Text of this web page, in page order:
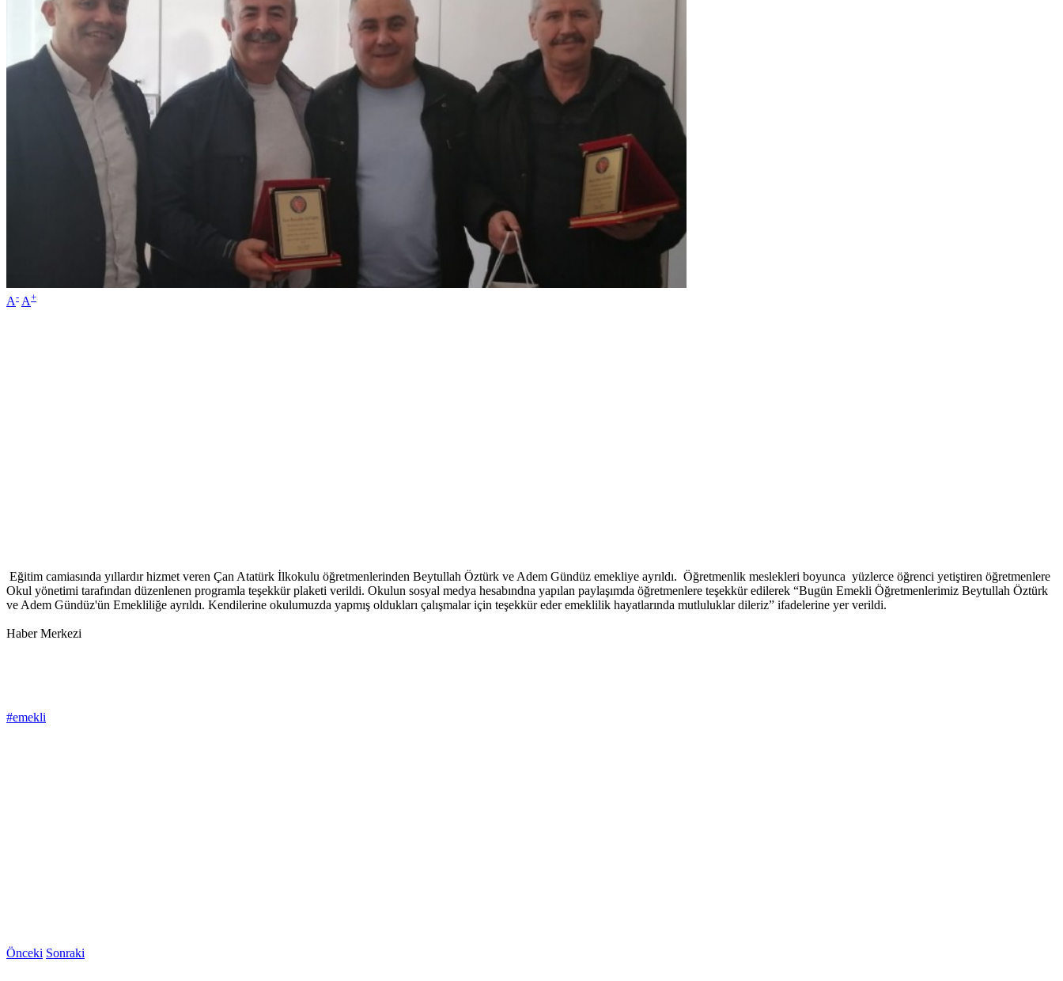
A- A+
Eğitim camiasında yıllardır hizmet veren Çan Atatürk İlkokulu öğretmenlerinden Beytullah Öztürk ve Adem Gündüz emekliye ayrıldı. Öğretmenlik meslekleri boyunca yüzlerce öğrenci yetiştiren öğretmenlere
Okul yönetimi tarafından düzenlenen programla teşekkür plaketi verildi. Okulun sosyal medya hesabındna yapılan paylaşımda öğretmenlere teşekkür edilerek “Bugün Emekli Öğretmenlerimiz Beytullah Öztürk
ve Adem Gündüz'ün Emekliliğe ayrıldı. Kendilerine okulumuzda yapmış oldukları çalışmalar için teşekkür eder emeklilik hayatlarında mutluluklar dileriz” ifadelerine yer verildi.
Haber Merkezi
#emekli
Önceki Sonraki